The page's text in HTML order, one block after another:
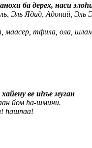
ба дерех, наси
Эль Ядид, Адонай, Эль
тфила, ола,
ве иhъе муган
йом hа-шмини.
hашпаа!